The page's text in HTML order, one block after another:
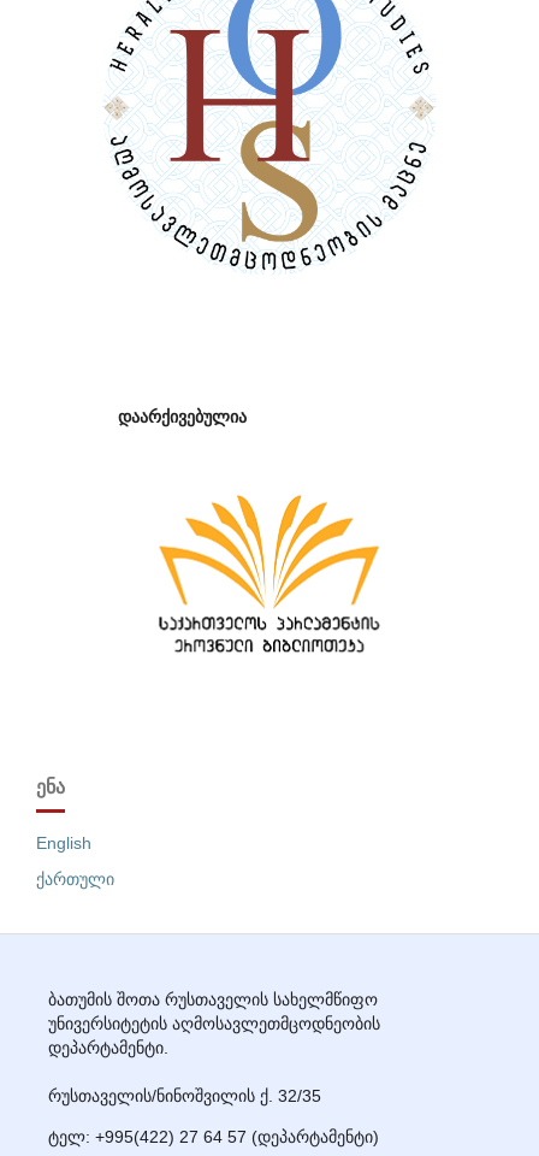
დაარქივებულია
ᲔᲜᲐ
English
ქართული
ბათუმის შოთა რუსთაველის სახელმწიფო
უნივერსიტეტის აღმოსავლეთმცოდნეობის
დეპარტამენტი.
რუსთაველის/ნინოშვილის ქ. 32/35
ტელ: +995(422) 27 64 57 (დეპარტამენტი)